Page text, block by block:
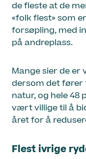
de fleste at de
«folk flest» som
forsøpling, med
på andreplass.
Mange sier de er
dersom det fører
natur, og hele 48
vært villige til å
året for å
Flest ivrige